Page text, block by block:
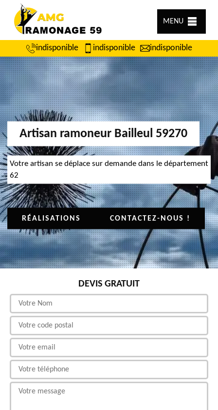
MENU
indisponible indisponible indisponible
Artisan ramoneur Bailleul 59270
Votre artisan se déplace sur demande dans le département
62
RÉALISATIONS CONTACTEZ-NOUS !
DEVIS GRATUIT